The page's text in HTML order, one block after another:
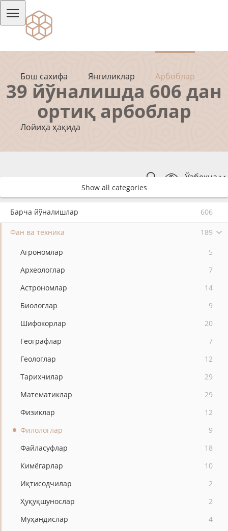
Бош сахифа Янгиликлар Арбоблар
Лойиҳа ҳақида
Ўзбекча
39 йўналишда 606 дан
ортиқ арбоблар
Show all categories
Барча йўналишлар 606
Фан ва техника 189
Агрономлар
5
Археологлар
7
Астрономлар
14
Биологлар
9
Шифокорлар
20
Географлар
7
Геологлар
12
Тарихчилар
29
Математиклар
29
Физиклар
12
Филологлар
9
Файласуфлар
18
Кимёгарлар
10
Иқтисодчилар
2
Ҳуқуқшунослар
2
Муҳандислар
4